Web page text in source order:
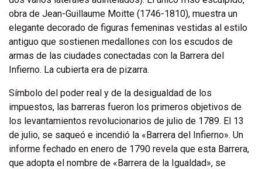
obra de Jean-Guillaume Moitte (1746-1810), muestra un
elegante decorado de figuras femeninas vestidas al estilo
antiguo que sostienen medallones con los escudos de
armas de las ciudades conectadas con la Barrera del
Infierno. La cubierta era de pizarra.
Símbolo del poder real y de la desigualdad de los
impuestos, las barreras fueron los primeros objetivos de
los levantamientos revolucionarios de julio de 1789. El 13
de julio, se saqueó e incendió la «Barrera del Infierno». Un
informe fechado en enero de 1790 revela que esta Barrera,
que adopta el nombre de «Barrera de la Igualdad», se